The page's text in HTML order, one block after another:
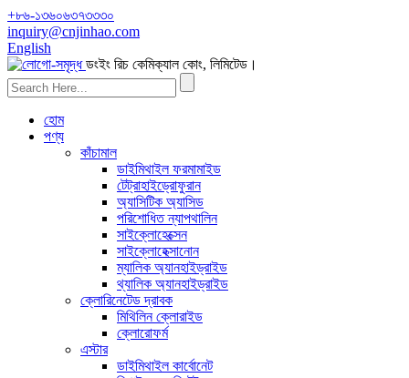
+৮৬-১৩৬০৬৩৭৩৩৩০
inquiry@cnjinhao.com
English
ডংইং রিচ কেমিক্যাল কোং, লিমিটেড।
হোম
পণ্য
কাঁচামাল
ডাইমিথাইল ফরমামাইড
টেট্রাহাইড্রোফুরান
অ্যাসিটিক অ্যাসিড
পরিশোধিত ন্যাপথালিন
সাইক্লোহেক্সেন
সাইক্লোহেক্সানোন
ম্যালিক অ্যানহাইড্রাইড
থ্যালিক অ্যানহাইড্রাইড
ক্লোরিনেটেড দ্রাবক
মিথিলিন ক্লোরাইড
ক্লোরোফর্ম
এস্টার
ডাইমিথাইল কার্বোনেট